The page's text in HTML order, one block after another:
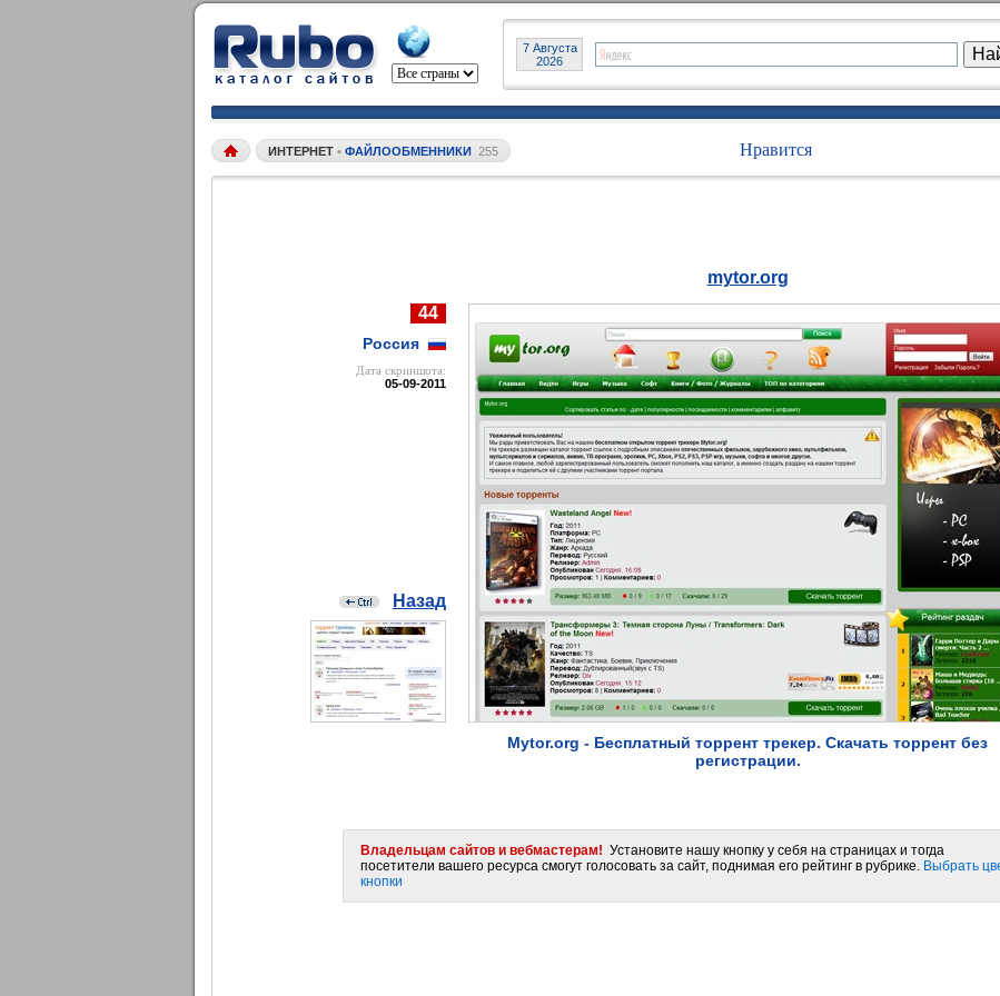
7 Августа
2026
ИНТЕРНЕТ • ФАЙЛООБМЕННИКИ 255 Нравится
44
Россия
Дата cкриншота:
05-09-2011
Назад
mytor.org
Mytor.org - Бесплатный торрент трекер. Скачать торрент без
регистрации.
Владельцам сайтов и вебмастерам! Установите нашу кнопку у себя на страницах и тогда
посетители вашего ресурса смогут голосовать за сайт, поднимая его рейтинг в рубрике. Выбрать
кнопки